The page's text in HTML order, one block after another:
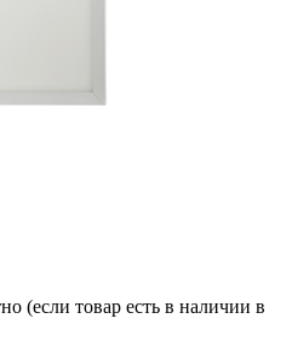
(если товар есть в наличии в